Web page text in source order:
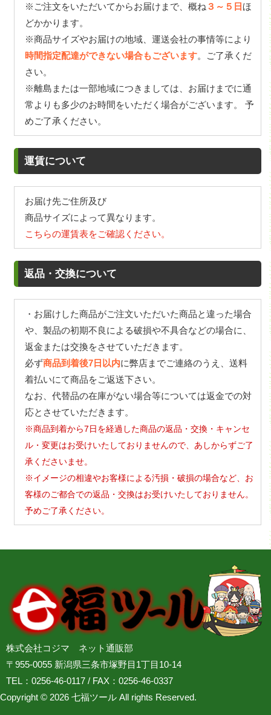
※ご注文をいただいてからお届けまで、概ね ３～５日ほ
どかかります。
※商品サイズやお届けの地域、運送会社の事情等により
時間指定配達ができない場合もございます。ご了承くだ
さい。
※離島または一部地域につきましては、お届けまでに通
常よりも多少のお時間をいただく場合がございます。 予
めご了承ください。
運賃について
お届け先ご住所及び
商品サイズによって異なります。
こちらの運賃表をご確認ください。
返品・交換について
・お届けした商品がご注文いただいた商品と違った場合
や、製品の初期不良による破損や不具合などの場合に、
返金または交換をさせていただきます。
必ず商品到着後7日以内に弊店までご連絡のうえ、送料
着払いにて商品をご返送下さい。
なお、代替品の在庫がない場合等については返金での対
応とさせていただきます。
※商品到着から7日を経過した商品の返品・交換・キャンセ
ル・変更はお受けいたしておりませんので、あしからずご了
承くださいませ。
※イメージの相違やお客様による汚損・破損の場合など、お
客様のご都合での返品・交換はお受けいたしておりません。
予めご了承ください。
株式会社コジマ ネット通販部
〒955-0055 新潟県三条市塚野目1丁目10-14
TEL：0256-46-0117 / FAX：0256-46-0337
Copyright © 2026 七福ツール All rights Reserved.